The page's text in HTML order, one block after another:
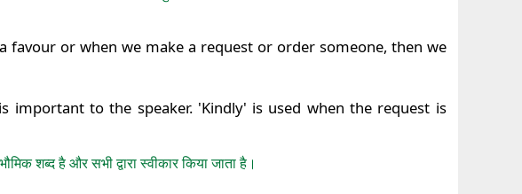
favour or when we make a request or order someone, then we
important to the speaker. 'Kindly' is used when the request is
शब्द है और सभी द्वारा स्वीकार किया जाता है।